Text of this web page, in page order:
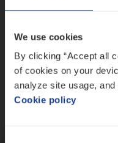
We use cookies
By clicking “Accept all
of cookies on your
analyze site usage,
Cookie policy